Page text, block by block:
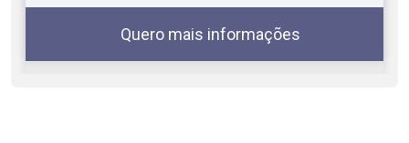
Quero mais informações